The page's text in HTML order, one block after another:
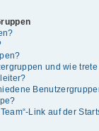
und wie
Link auf der